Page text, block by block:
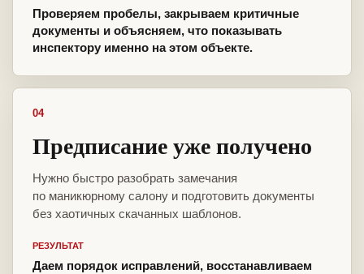
Проверяем пробелы, закрываем критичные
документы и объясняем, что показывать
инспектору именно на этом объекте.
04
Предписание уже получено
Нужно быстро разобрать замечания
по маникюрному салону и подготовить документы
без хаотичных скачанных шаблонов.
РЕЗУЛЬТАТ
Даем порядок исправлений, восстанавливаем